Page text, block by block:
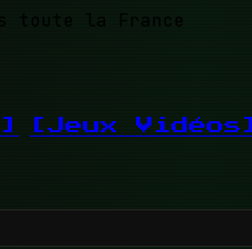
toute la France
[Jeux Vidéos]